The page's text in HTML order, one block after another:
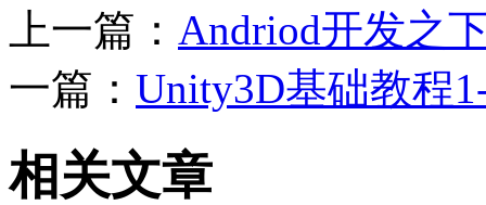
上一篇： Andriod开发之
一篇： Unity3D基础教程
相关文章